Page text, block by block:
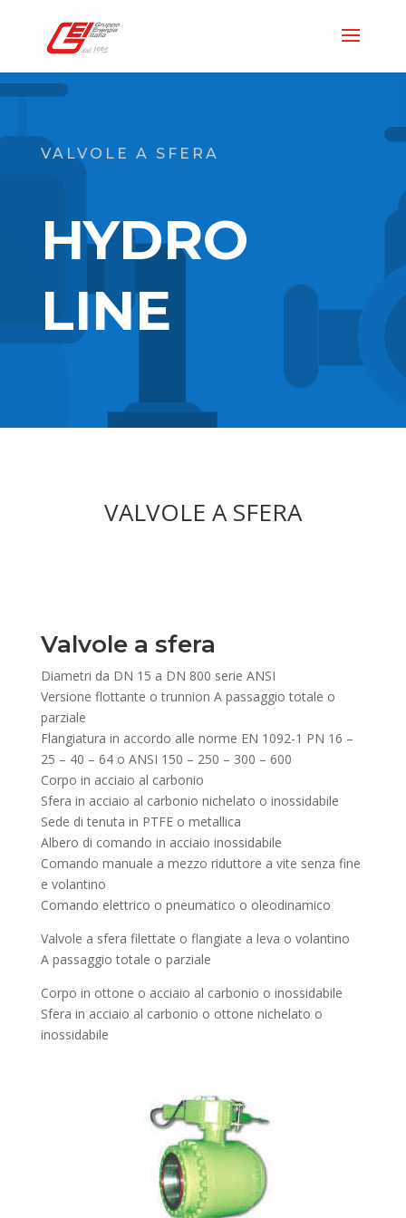
VALVOLE A SFERA
HYDRO
LINE
VALVOLE A SFERA
Valvole a sfera
Diametri da DN 15 a DN 800 serie ANSI
Versione flottante o trunnion A passaggio totale o
parziale
Flangiatura in accordo alle norme EN 1092-1 PN 16 –
25 – 40 – 64 o ANSI 150 – 250 – 300 – 600
Corpo in acciaio al carbonio
Sfera in acciaio al carbonio nichelato o inossidabile
Sede di tenuta in PTFE o metallica
Albero di comando in acciaio inossidabile
Comando manuale a mezzo riduttore a vite senza fine
e volantino
Comando elettrico o pneumatico o oleodinamico
Valvole a sfera filettate o flangiate a leva o volantino
A passaggio totale o parziale
Corpo in ottone o acciaio al carbonio o inossidabile
Sfera in acciaio al carbonio o ottone nichelato o
inossidabile